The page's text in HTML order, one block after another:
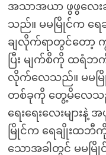
အသာအယာ ဖွဖွလေး
သည်။ မမမြိုင်က ရ
ချလိုက်ရာတွင်တော့ ကျွ
ပြီး မျက်စိကို ထရံ
လိုက်လေသည်။ မမမြို
တစ်ခုကို တွေ့မိလေသ
ရေးရေးလေးများ
မြိုင်က ရေချိုး
သောအခါတွင် မမမြိုင်